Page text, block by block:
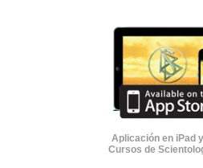
Aplicación en iPad
Cursos de